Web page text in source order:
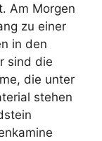
Am Morgen
zu einer
in den
sind die
die unter
stehen